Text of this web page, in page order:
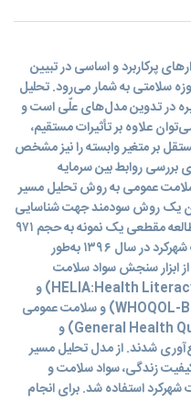
پرکاربرد و اساسی در تبیین
سلامتی به شمار می‌رود. تحلیل
در تدوین مدل‌های علّی است و
علاوه بر تأثیرات مستقیم،
بر متغیر وابسته را نیز مشخص
بررسی روابط بین سرمایه
عمومی به روش تحلیل مسیر
یک روش سودمند جهت شناسایی
عوامل مؤثر، است. روش بررسی: در این مطالعه مقطعی یک نمونه به حجم ۹۷۱
نفر از افراد شرکت‌کننده در مطالعه کوهورت شهرکرد در سال ۱۳۹۶ به‌طور
ابزار سنجش سواد سلامت
جمعیت شهری (HELIA:Health Literacy for Iranian Adults) و
پرسشنامه کیفیت زندگی ۲۶ سؤالی (WHOQOL-BREF) و سلامت عمومی
12 سؤالی (General Health Questionnaire(GHQ-12)) و
۴۴ سؤالی جمع‌آوری شدند. از مدل تحلیل مسیر
زندگی، سواد سلامت و
استفاده شد. برای انجام